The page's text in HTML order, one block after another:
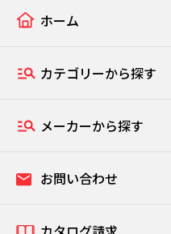
ホーム
カテゴリーから探す
メーカーから探す
お問い合わせ